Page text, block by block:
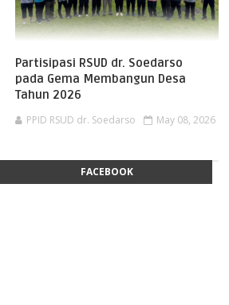
Partisipasi RSUD dr. Soedarso
pada Gema Membangun Desa
Tahun 2026
PPID RSUD dr. Soedarso May 08, 2026
FACEBOOK